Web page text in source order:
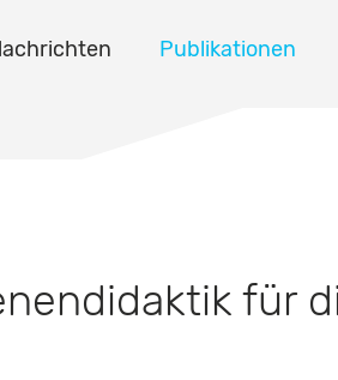
Publikationen
für